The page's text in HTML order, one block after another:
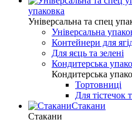
упаковка
Універсальна та спец
Універсальна
Контейнери для
Для яєць та зелені
Кондитерська
Кондитерська
Тортовниці
Для тістечок
Стакани
Стакани